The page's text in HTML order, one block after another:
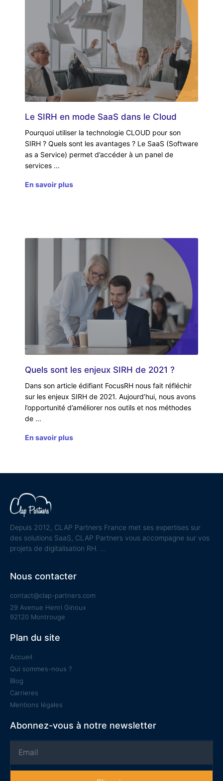
Le SIRH en mode SaaS dans le Cloud
Pourquoi utiliser la technologie CLOUD pour son
SIRH ? Quels sont les avantages ? Le SaaS (Software
as a Service) permet d’accéder à un panel de
services
En savoir plus
Quels sont les enjeux SIRH de 2021 ?
Dans son article édifiant FocusRH nous fait réfléchir
sur les enjeux SIRH de 2021. Aujourd’hui, nous avons
l’opportunité d’améliorer nos outils et nos méthodes
de
En savoir plus
Depuis 2012, CLAP Partners France met ses expertises sur
des solutions SaaS, CLAP Partners vous accompagne sur vos
projets de digitalisation RH.
Nous contacter
contact@clap-partners.com
29 Avenue Henri Ginoux
92120 Montrouge
Plan du site
Accueil
Qui sommes-nous ?
Blog
Carrieres
Mentions légales
Abonnez-vous à notre newsletter